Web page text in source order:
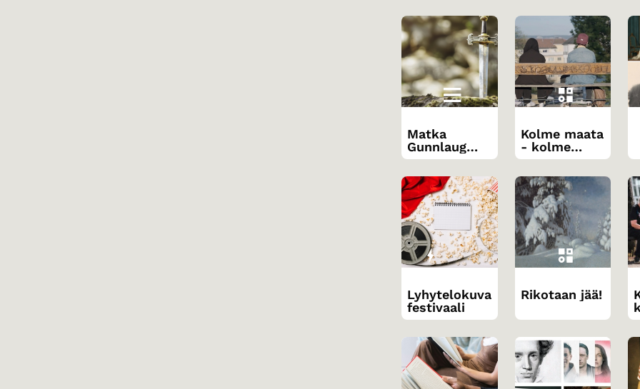
Matka
Gunnlaug
Ormstungen
Kolme maata
- kolme
nuorisoidenti
Lyhytelokuva
festivaali
Rikotaan jää!